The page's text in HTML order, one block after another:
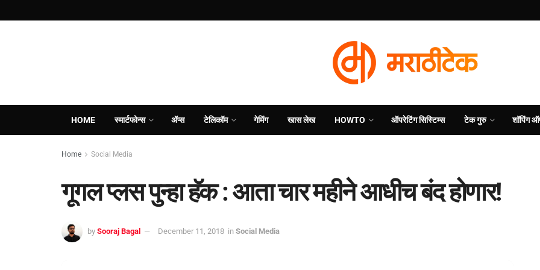
HOME स्मार्टफोन्स ॲप्स टेलिकॉम गेमिंग खास लेख HOWTO ऑपरेटिंग सिस्टिम्स टेक गुरु शॉपिंग
Home Social Media
गूगल प्लस पुन्हा हॅक : आता चार महीने आधीच बंद होणार!
by Sooraj Bagal December 11, 2018 in Social Media